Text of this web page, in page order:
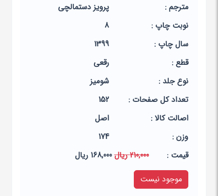
مترجم :
پرویز دستمالچی
نوبت چاپ :
8
سال چاپ :
1399
قطع :
رقعی
نوع جلد :
شومیز
تعداد کل صفحات :
152
اصالت کالا :
اصل
وزن :
174
قيمت :
210,000 ریال
168,000 ریال
موجود نیست